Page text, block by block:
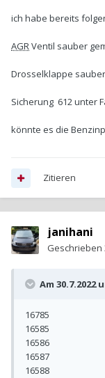
ich habe bereits
AGRVentil sauber
Drosselklappe
Sicherung 612 unter
könnte es die
Zitieren
janihani
Geschrieben
Am 30.7.2022
16785
16585
16586
16587
16588